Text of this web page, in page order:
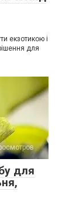
екзотикою і
для
для